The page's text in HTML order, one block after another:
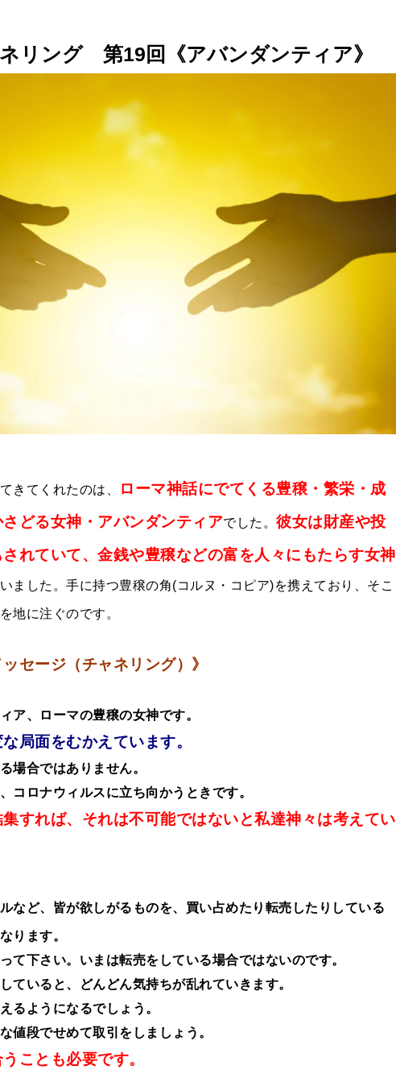
リング 第19回《アバンダンティア》
きてくれたのは、
ローマ神話にでてくる豊穣・繁栄・成
どる女神・アバンダンティアでした。彼女は財産や投
れていて、金銭や豊穣などの富を人々にもたらす女神
ました。手に持つ豊穣の角(コルヌ・コピア)を携えており、そこ
地に注ぐのです。
ッセージ（チャネリング）》
ア、ローマの豊穣の女神です。
局面をむかえています。
場合ではありません。
コロナウィルスに立ち向かうときです。
集すれば、それは不可能ではないと私達神々は考えてい
など、皆が欲しがるものを、買い占めたり転売したりしている
ります。
て下さい。いまは転売をしている場合ではないのです。
ていると、どんどん気持ちが乱れていきます。
るようになるでしょう。
値段でせめて取引をしましょう。
ことも必要です。